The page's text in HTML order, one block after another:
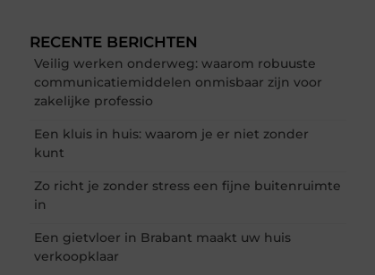
RECENTE BERICHTEN
Veilig werken onderweg: waarom robuuste
communicatiemiddelen onmisbaar zijn voor
zakelijke professio
Een kluis in huis: waarom je er niet zonder
kunt
Zo richt je zonder stress een fijne buitenruimte
in
Een gietvloer in Brabant maakt uw huis
verkoopklaar